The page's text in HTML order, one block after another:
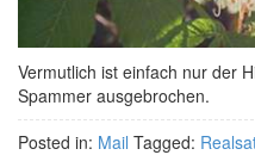
Vermutlich ist einfach nur der
Spammer ausgebrochen.
Posted in: Mail Tagged: